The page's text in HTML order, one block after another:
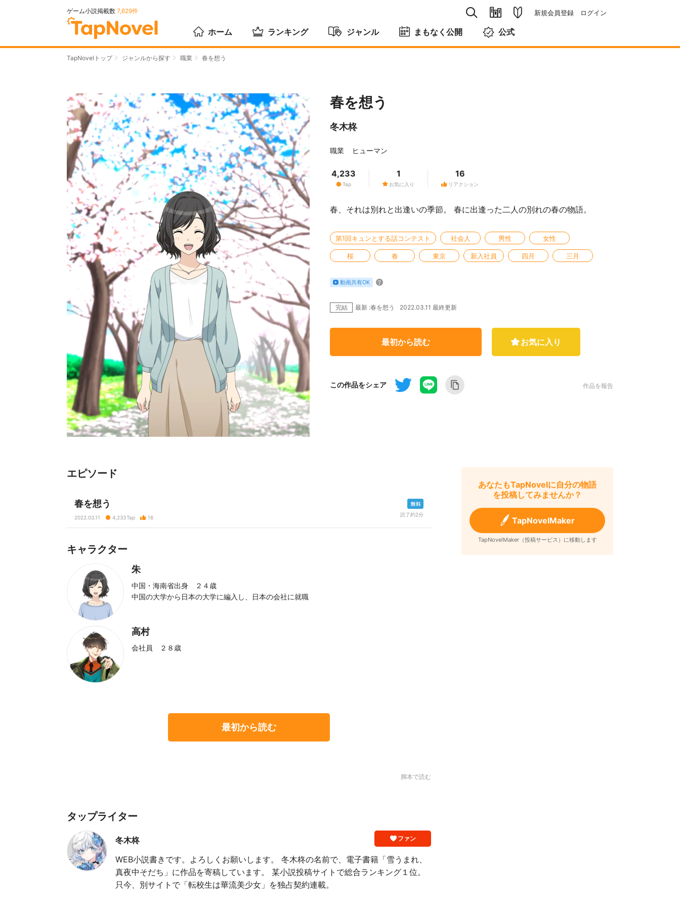
ゲーム小説掲載数 7,629件 新規会員登録 ログイン
ホーム ランキング ジャンル まもなく公開 公式
TapNovelトップ ジャンルから探す 職業 春を想う
春を想う
冬木柊
職業 ヒューマン
Tap
4,233
お気に入り
1
リアクション
16
春、それは別れと出逢いの季節。 春に出逢った二人の別れの春の物語。
第1回キュンとする話コンテスト 社会人 男性 女性
桜 春 東京 新入社員 四月 三月
動画共有OK
完結 最新 :春を想う 2022.03.11 最終更新
最初から読む お気に入り
この作品をシェア 作品を報告
エピソード
春を想う
2022.03.11 4,233Tap 16
読了約2分
キャラクター
朱
中国・海南省出身 ２４歳
中国の大学から日本の大学に編入し、日本の会社に就職
高村
会社員 ２８歳
最初から読む
脚本で読む
タップライター
ファン
冬木柊
WEB小説書きです。よろしくお願いします。 冬木柊の名前で、電子書籍「雪うまれ、
真夜中そだち」に作品を寄稿しています。 某小説投稿サイトで総合ランキング１位。
只今、別サイトで「転校生は華流美少女」を独占契約連載。
あなたもTapNovelに自分の物語
を投稿してみませんか？
TapNovelMaker
TapNovelMaker（投稿サービス）に移動します